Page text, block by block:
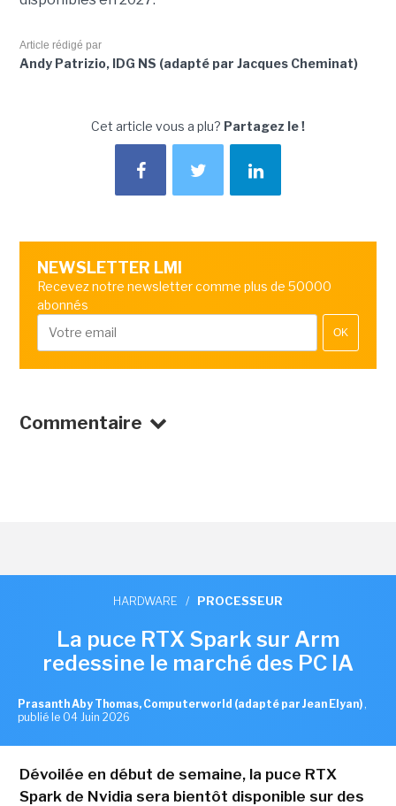
Article rédigé par
Andy Patrizio, IDG NS (adapté par Jacques Cheminat)
Cet article vous a plu? Partagez le !
NEWSLETTER LMI
Recevez notre newsletter comme plus de 50000
abonnés
OK
Commentaire
HARDWARE / PROCESSEUR
La puce RTX Spark sur Arm
redessine le marché des PC IA
Prasanth Aby Thomas, Computerworld (adapté par Jean Elyan) ,
publié le 04 Juin 2026
Dévoilée en début de semaine, la puce RTX
Spark de Nvidia sera bientôt disponible sur des